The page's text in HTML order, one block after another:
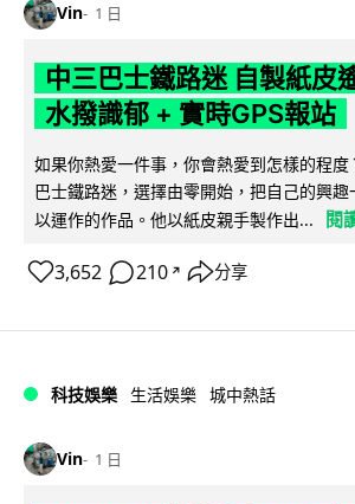
Vin 1 日
中三巴士鐵路迷 自製紙皮
水撥識郁 + 實時GPS報站
如果你熱愛一件事，你會熱愛到怎樣的程度
巴士鐵路迷，選擇由零開始，把自己的興
以運作的作品。他以紙皮親手製作出...
閱
3,652 210 ↗ 分享
科技娛樂 生活娛樂 城中熱話
Vin 1 日